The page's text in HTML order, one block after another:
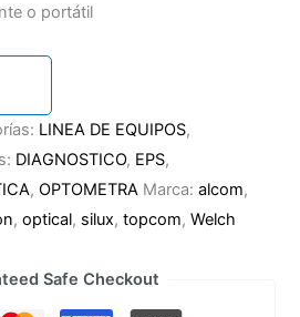
o portátil
LINEA DE EQUIPOS,
DIAGNOSTICO, EPS,
,OPTOMETRA Marca:alcom,
,optical, silux,topcom,Welch
Safe Checkout